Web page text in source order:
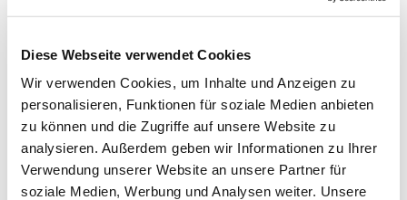
Diese Webseite verwendet Cookies
Wir verwenden Cookies, um Inhalte und Anzeigen zu
personalisieren, Funktionen für soziale Medien anbieten
zu können und die Zugriffe auf unsere Website zu
analysieren. Außerdem geben wir Informationen zu Ihrer
Verwendung unserer Website an unsere Partner für
soziale Medien, Werbung und Analysen weiter. Unsere